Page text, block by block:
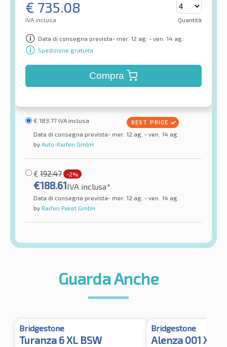
€ 735.08
IVA inclusa Quantità
Data di consegna prevista- mer. 12 ag. - ven. 14 ag.
Spedizione gratuita
Compra
€ 183.77 IVA inclusa
Data di consegna prevista- mer. 12 ag. - ven. 14 ag.
by Auto-Raifen GmbH
€ 192.47 -2%
€188.61IVA inclusa*
Data di consegna prevista- mer. 12 ag. - ven. 14 ag.
by Raifen Paket GmbH
Guarda Anche
Bridgestone
Turanza 6 XL BSW
Bridgestone
Alenza 001 XL *